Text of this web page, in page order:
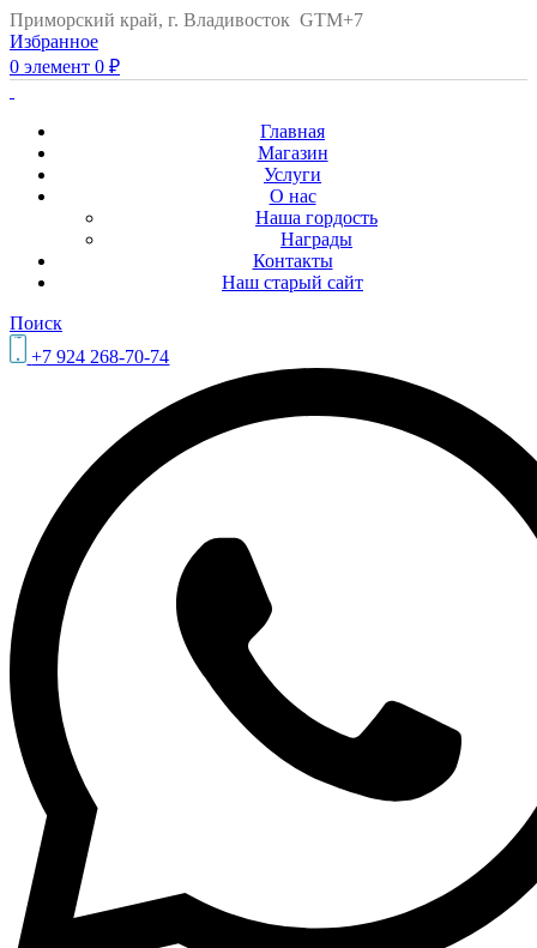
Приморский край, г. Владивосток GTM+7
Избранное
0 элемент 0 ₽
Главная
Магазин
Услуги
О нас
Наша гордость
Награды
Контакты
Наш старый сайт
Поиск
+7 924 268-70-74